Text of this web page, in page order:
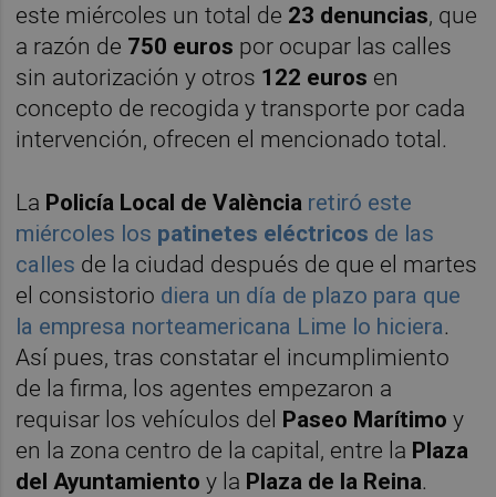
este miércoles un total de 23 denuncias, que
a razón de 750 euros por ocupar las calles
sin autorización y otros 122 euros en
concepto de recogida y transporte por cada
intervención, ofrecen el mencionado total.
La Policía Local de València retiró este
miércoles los patinetes eléctricos de las
calles de la ciudad después de que el martes
el consistorio diera un día de plazo para que
la empresa norteamericana Lime lo hiciera.
Así pues, tras constatar el incumplimiento
de la firma, los agentes empezaron a
requisar los vehículos del Paseo Marítimo y
en la zona centro de la capital, entre la Plaza
del Ayuntamiento y la Plaza de la Reina.